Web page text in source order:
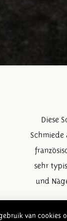
van cookies
Diese
sehr
und